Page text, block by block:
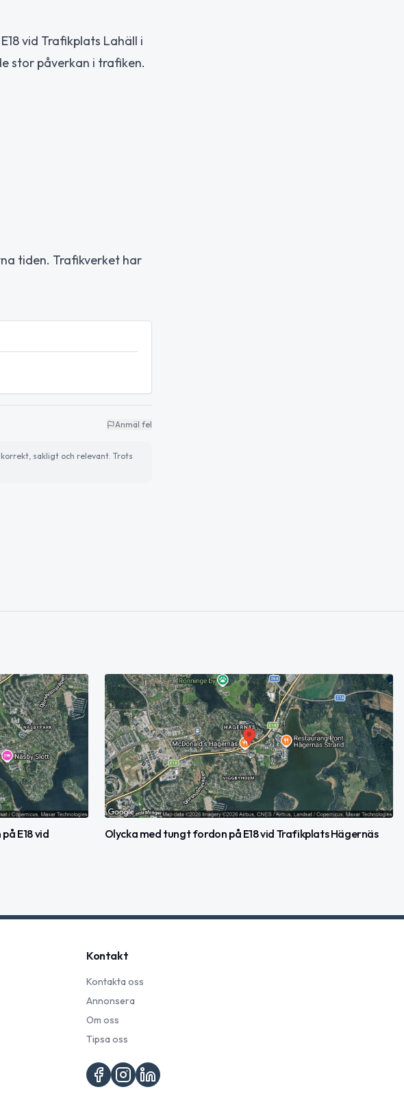
vid Trafikplats Lahäll i
stor påverkan i trafiken.
tiden. Trafikverket har
Anmäl fel
sakligt och relevant. Trots
E18 vid
Olycka med tungt fordon på E18 vid Trafikplats Hägernäs
Kontakt
Kontakta oss
Annonsera
Om oss
Tipsa oss